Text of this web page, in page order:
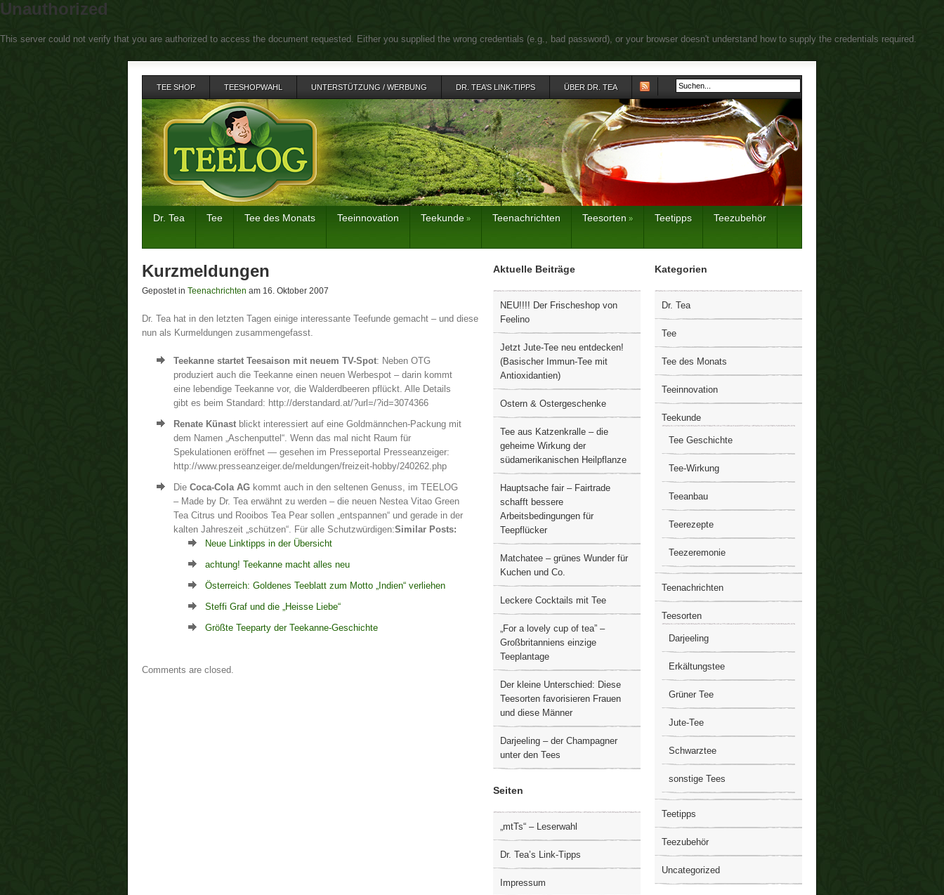
Unauthorized
This server could not verify that you are authorized to access the document requested. Either you supplied the wrong credentials (e.g., bad password), or your browser doesn't understand how to supply the credentials required.
TEE SHOP TEESHOPWAHL UNTERSTÜTZUNG / WERBUNG DR. TEA’S LINK-TIPPS ÜBER DR. TEA
Dr. Tea Tee Tee des Monats Teeinnovation Teekunde » Teenachrichten Teesorten » Teetipps Teezubehör
Kurzmeldungen
Gepostet in Teenachrichten am 16. Oktober 2007
Dr. Tea hat in den letzten Tagen einige interessante Teefunde gemacht – und diese
nun als Kurmeldungen zusammengefasst.
Teekanne startet Teesaison mit neuem TV-Spot: Neben OTG
produziert auch die Teekanne einen neuen Werbespot – darin kommt
eine lebendige Teekanne vor, die Walderdbeeren pflückt. Alle Details
gibt es beim Standard: http://derstandard.at/?url=/?id=3074366
Renate Künast blickt interessiert auf eine Goldmännchen-Packung mit
dem Namen „Aschenputtel“. Wenn das mal nicht Raum für
Spekulationen eröffnet — gesehen im Presseportal Presseanzeiger:
http://www.presseanzeiger.de/meldungen/freizeit-hobby/240262.php
Die Coca-Cola AG kommt auch in den seltenen Genuss, im TEELOG
– Made by Dr. Tea erwähnt zu werden – die neuen Nestea Vitao Green
Tea Citrus und Rooibos Tea Pear sollen „entspannen“ und gerade in der
kalten Jahreszeit „schützen“. Für alle Schutzwürdigen:Similar Posts:
Neue Linktipps in der Übersicht
achtung! Teekanne macht alles neu
Österreich: Goldenes Teeblatt zum Motto „Indien“ verliehen
Steffi Graf und die „Heisse Liebe“
Größte Teeparty der Teekanne-Geschichte
Comments are closed.
Aktuelle Beiträge
NEU!!!! Der Frischeshop von
Feelino
Jetzt Jute-Tee neu entdecken!
(Basischer Immun-Tee mit
Antioxidantien)
Ostern & Ostergeschenke
Tee aus Katzenkralle – die
geheime Wirkung der
südamerikanischen Heilpflanze
Hauptsache fair – Fairtrade
schafft bessere
Arbeitsbedingungen für
Teepflücker
Matchatee – grünes Wunder für
Kuchen und Co.
Leckere Cocktails mit Tee
„For a lovely cup of tea” –
Großbritanniens einzige
Teeplantage
Der kleine Unterschied: Diese
Teesorten favorisieren Frauen
und diese Männer
Darjeeling – der Champagner
unter den Tees
Seiten
„mtTs“ – Leserwahl
Dr. Tea’s Link-Tipps
Impressum
Kategorien
Dr. Tea
Tee
Tee des Monats
Teeinnovation
Teekunde
Tee Geschichte
Tee-Wirkung
Teeanbau
Teerezepte
Teezeremonie
Teenachrichten
Teesorten
Darjeeling
Erkältungstee
Grüner Tee
Jute-Tee
Schwarztee
sonstige Tees
Teetipps
Teezubehör
Uncategorized